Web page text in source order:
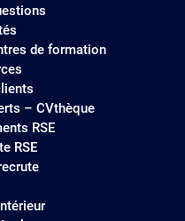
de formation
– CVthèque
RSE
RSE